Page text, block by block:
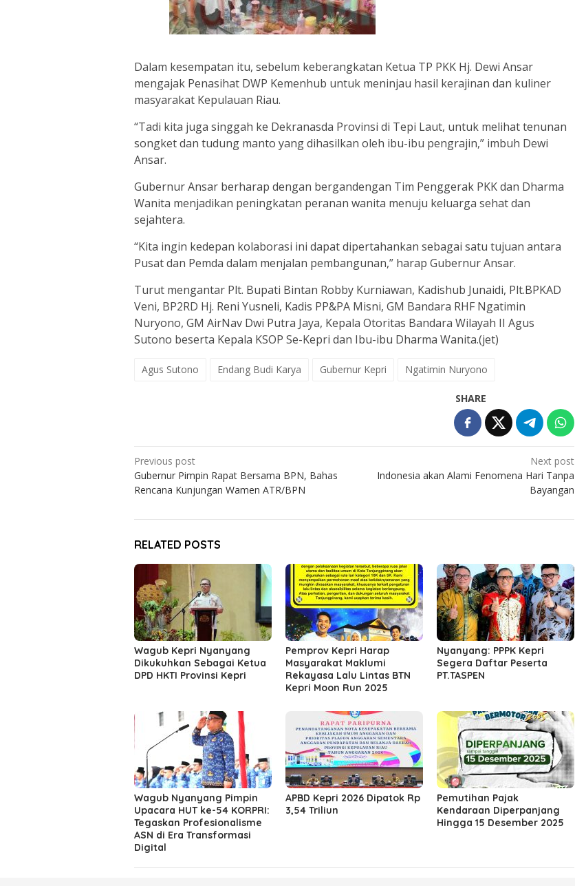
Dalam kesempatan itu, sebelum keberangkatan Ketua TP PKK Hj. Dewi Ansar
mengajak Penasihat DWP Kemenhub untuk meninjau hasil kerajinan dan kuliner
masyarakat Kepulauan Riau.
“Tadi kita juga singgah ke Dekranasda Provinsi di Tepi Laut, untuk melihat tenunan
songket dan tudung manto yang dihasilkan oleh ibu-ibu pengrajin,” imbuh Dewi
Ansar.
Gubernur Ansar berharap dengan bergandengan Tim Penggerak PKK dan Dharma
Wanita menjadikan peningkatan peranan wanita menuju keluarga sehat dan
sejahtera.
“Kita ingin kedepan kolaborasi ini dapat dipertahankan sebagai satu tujuan antara
Pusat dan Pemda dalam menjalan pembangunan,” harap Gubernur Ansar.
Turut mengantar Plt. Bupati Bintan Robby Kurniawan, Kadishub Junaidi, Plt.BPKAD
Veni, BP2RD Hj. Reni Yusneli, Kadis PP&PA Misni, GM Bandara RHF Ngatimin
Nuryono, GM AirNav Dwi Putra Jaya, Kepala Otoritas Bandara Wilayah II Agus
Sutono beserta Kepala KSOP Se-Kepri dan Ibu-ibu Dharma Wanita.(jet)
Agus Sutono Endang Budi Karya Gubernur Kepri Ngatimin Nuryono
SHARE
Post
navigation
Previous post
Gubernur Pimpin Rapat Bersama BPN, Bahas
Rencana Kunjungan Wamen ATR/BPN
Next post
Indonesia akan Alami Fenomena Hari Tanpa
Bayangan
RELATED POSTS
Wagub Kepri Nyanyang
Dikukuhkan Sebagai Ketua
DPD HKTI Provinsi Kepri
Pemprov Kepri Harap
Masyarakat Maklumi
Rekayasa Lalu Lintas BTN
Kepri Moon Run 2025
Nyanyang: PPPK Kepri
Segera Daftar Peserta
PT.TASPEN
Wagub Nyanyang Pimpin
Upacara HUT ke-54 KORPRI:
Tegaskan Profesionalisme
ASN di Era Transformasi
Digital
APBD Kepri 2026 Dipatok Rp
3,54 Triliun
Pemutihan Pajak
Kendaraan Diperpanjang
Hingga 15 Desember 2025